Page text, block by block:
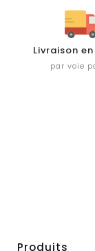
Livraison
par voie
Produits